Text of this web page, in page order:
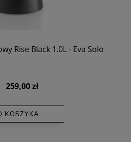
Rise Black 1.0L - Eva Solo
259,00 zł
KOSZYKA